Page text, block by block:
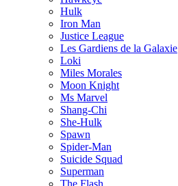
Hulk
Iron Man
Justice League
Les Gardiens de la Galaxie
Loki
Miles Morales
Moon Knight
Ms Marvel
Shang-Chi
She-Hulk
Spawn
Spider-Man
Suicide Squad
Superman
The Flash